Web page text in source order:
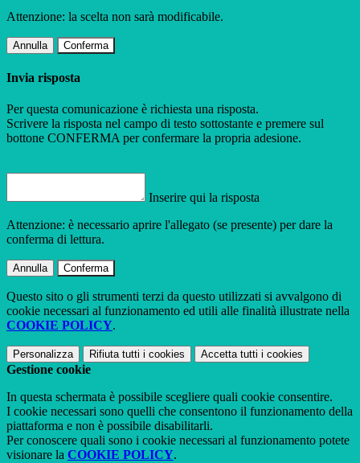
Attenzione: la scelta non sarà modificabile.
Annulla Conferma
Invia risposta
Per questa comunicazione è richiesta una risposta.
Scrivere la risposta nel campo di testo sottostante e premere sul
bottone CONFERMA per confermare la propria adesione.
Inserire qui la risposta
Attenzione: è necessario aprire l'allegato (se presente) per dare la
conferma di lettura.
Annulla Conferma
Questo sito o gli strumenti terzi da questo utilizzati si avvalgono di
cookie necessari al funzionamento ed utili alle finalità illustrate nella
COOKIE POLICY.
Personalizza Rifiuta tutti i cookies Accetta tutti i cookies
Gestione cookie
In questa schermata è possibile scegliere quali cookie consentire.
I cookie necessari sono quelli che consentono il funzionamento della
piattaforma e non è possibile disabilitarli.
Per conoscere quali sono i cookie necessari al funzionamento potete
visionare la COOKIE POLICY.